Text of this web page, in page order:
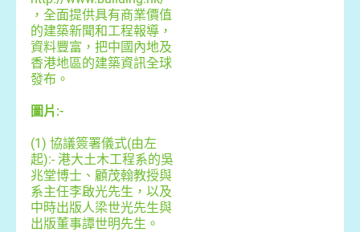
，全面提供具有商業價值
的建築新聞和工程報導，
資料豐富，把中國內地及
香港地區的建築資訊全球
發布。
圖片:-
(1) 協議簽署儀式(由左
起):- 港大土木工程系的吳
兆堂博士、顧茂翰教授與
系主任李啟光先生，以及
中時出版人梁世光先生與
出版董事譚世明先生。